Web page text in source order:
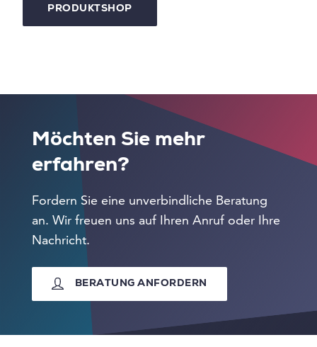
PRODUKTSHOP
Möchten Sie mehr
erfahren?
Fordern Sie eine unverbindliche Beratung
an. Wir freuen uns auf Ihren Anruf oder Ihre
Nachricht.
BERATUNG ANFORDERN